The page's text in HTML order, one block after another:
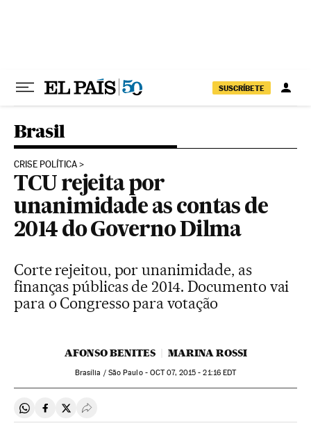
SUSCRÍBETE
Brasil
CRISE POLÍTICA
TCU rejeita por
unanimidade as contas de
2014 do Governo Dilma
Corte rejeitou, por unanimidade, as
finanças públicas de 2014. Documento vai
para o Congresso para votação
AFONSO BENITES MARINA ROSSI
Brasília / São Paulo - OCT07, 2015 - 21:16EDT
Compartir en Whatsapp
Compartir en Facebook
Compartir en Twitter
Desplegar Redes Sociales